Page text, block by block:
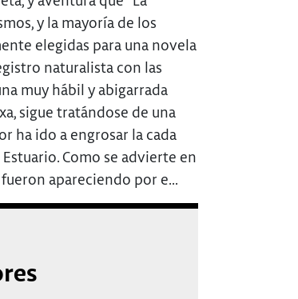
y la mayoría de los
elegidas para una novela
naturalista con las
muy hábil y abigarrada
sigue tratándose de una
ha ido a engrosar la cada
Como se advierte en
apareciendo por e...